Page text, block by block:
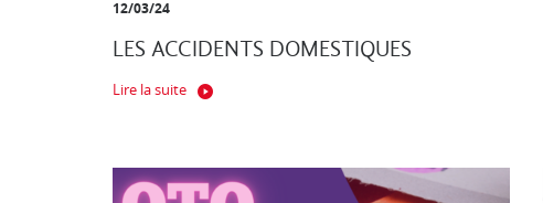
12/03/24
LES ACCIDENTS DOMESTIQUES
Lire la suite